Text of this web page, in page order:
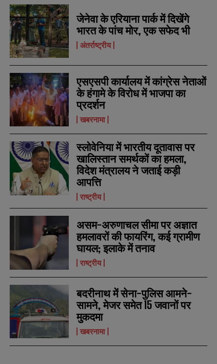
जेनेवा के एरियाना पार्क में दिखेंगे
भारत के पांच मोर, एक सफेद भी
अंतर्राष्ट्रीय
एसएसपी कार्यालय में कांग्रेस नेताओं
के हंगामे के विरोध में भाजपा का
प्रदर्शन
खबरनामा
स्लोवेनिया में भारतीय दूतावास पर
खालिस्तान समर्थकों का हमला,
विदेश मंत्रालय ने जताई कड़ी
आपत्ति
राष्ट्रीय
असम-अरुणाचल सीमा पर अज्ञात
हमलावरों की फायरिंग, कई ग्रामीण
घायल; इलाके में तनाव
राष्ट्रीय
बदरीनाथ में सेना-पुलिस आमने-
सामने, मेजर समेत 15 जवानों पर
मुकदमा
खबरनामा